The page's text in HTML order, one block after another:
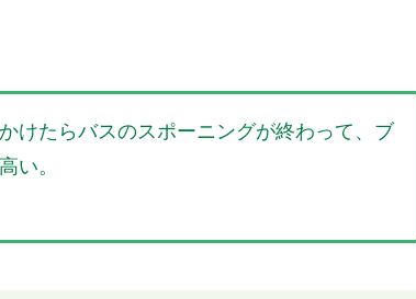
けたらバスのスポーニングが終わって、ブ
い。